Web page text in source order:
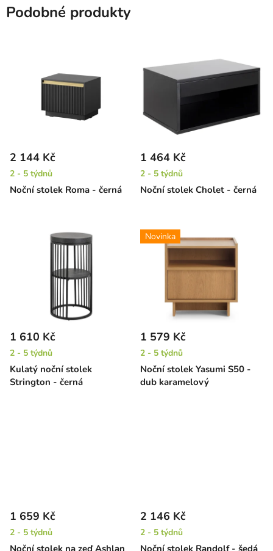
Podobné produkty
Noční stolek Roma - černá
2 144 Kč
2 - 5 týdnů
Noční stolek Cholet - černá
1 464 Kč
2 - 5 týdnů
Kulatý noční stolek
Strington - černá
1 610 Kč
2 - 5 týdnů
Novinka
Noční stolek Yasumi S50 -
dub karamelový
1 579 Kč
2 - 5 týdnů
Noční stolek na zeď Ashlan
1 659 Kč
2 - 5 týdnů
Noční stolek Randolf - šedá
2 146 Kč
2 - 5 týdnů